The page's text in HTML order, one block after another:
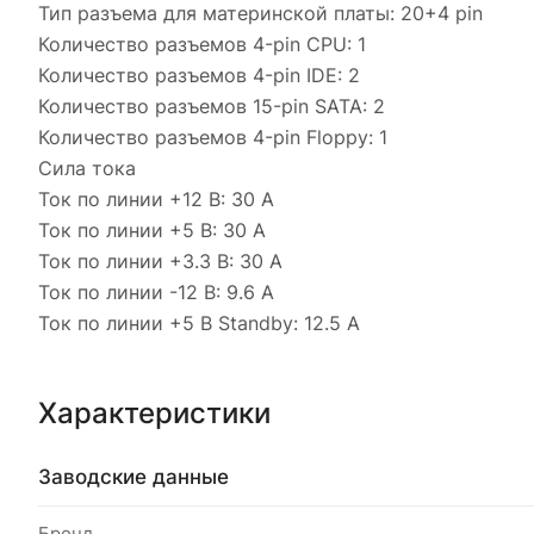
Тип разъема для материнской платы: 20+4 pin
Количество разъемов 4-pin CPU: 1
Количество разъемов 4-pin IDE: 2
Количество разъемов 15-pin SATA: 2
Количество разъемов 4-pin Floppy: 1
Сила тока
Ток по линии +12 В: 30 А
Ток по линии +5 В: 30 А
Ток по линии +3.3 В: 30 А
Ток по линии -12 В: 9.6 А
Ток по линии +5 В Standby: 12.5 А
Характеристики
Заводские данные